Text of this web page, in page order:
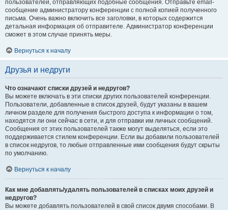
пользователей, отправляющих подобные сообщения. Отправьте email-
сообщение администратору конференции с полной копией полученного
письма. Очень важно включить все заголовки, в которых содержится
детальная информация об отправителе. Администратор конференции
сможет в этом случае принять меры.
Вернуться к началу
Друзья и недруги
Что означают списки друзей и недругов?
Вы можете включать в эти списки других пользователей конференции.
Пользователи, добавленные в список друзей, будут указаны в вашем
личном разделе для получения быстрого доступа к информации о том,
находятся ли они сейчас в сети, и для отправки им личных сообщений.
Сообщения от этих пользователей также могут выделяться, если это
поддерживается стилем конференции. Если вы добавили пользователей
в список недругов, то любые отправленные ими сообщения будут скрыты
по умолчанию.
Вернуться к началу
Как мне добавлять/удалять пользователей в списках моих друзей и
недругов?
Вы можете добавлять пользователей в свой список двумя способами. В